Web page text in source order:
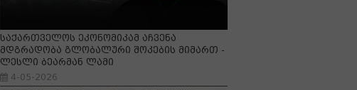
საქართველოს ეკონომიკამ აჩვენა
მდგრადობა გლობალური შოკების მიმართ -
ლესლი ბეარმან ლამი
4-05-2026